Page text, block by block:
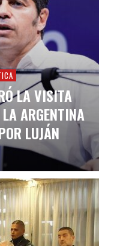
LA VISITA
ARGENTINA
LUJÁN